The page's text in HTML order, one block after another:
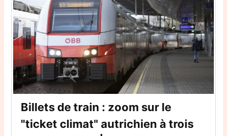
Billets de train : zoom sur le
"ticket climat" autrichien à trois